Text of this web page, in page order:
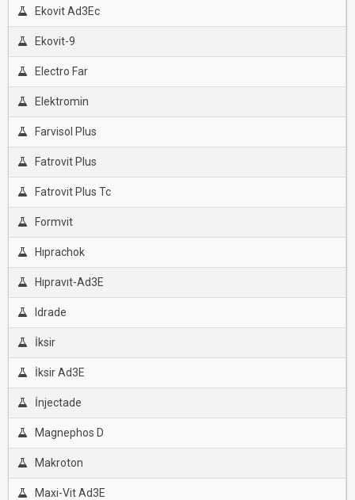
Ekovit Ad3Ec
Ekovit-9
Electro Far
Elektromin
Farvisol Plus
Fatrovit Plus
Fatrovit Plus Tc
Formvit
Hıprachok
Hıpravıt-Ad3E
Idrade
İksir
İksir Ad3E
İnjectade
Magnephos D
Makroton
Maxi-Vit Ad3E